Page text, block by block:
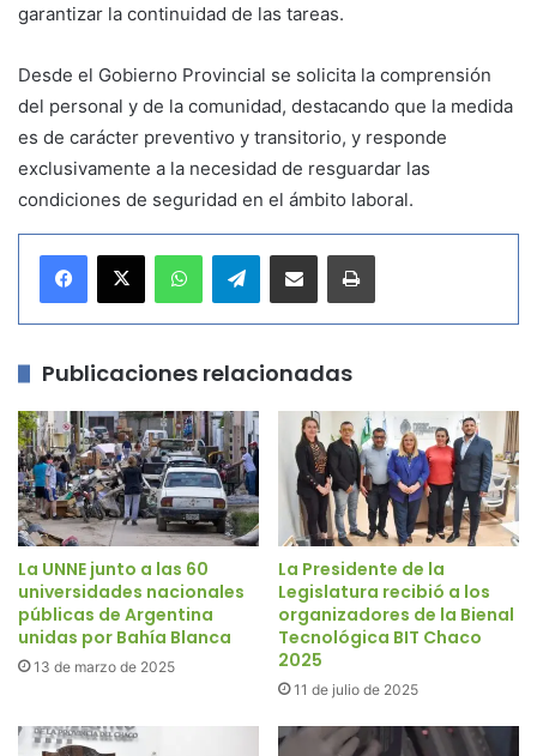
garantizar la continuidad de las tareas.
Desde el Gobierno Provincial se solicita la comprensión
del personal y de la comunidad, destacando que la medida
es de carácter preventivo y transitorio, y responde
exclusivamente a la necesidad de resguardar las
condiciones de seguridad en el ámbito laboral.
Telegram
Publicaciones relacionadas
La UNNE junto a las 60
universidades nacionales
públicas de Argentina
unidas por Bahía Blanca
13 de marzo de 2025
La Presidente de la
Legislatura recibió a los
organizadores de la Bienal
Tecnológica BIT Chaco
2025
11 de julio de 2025